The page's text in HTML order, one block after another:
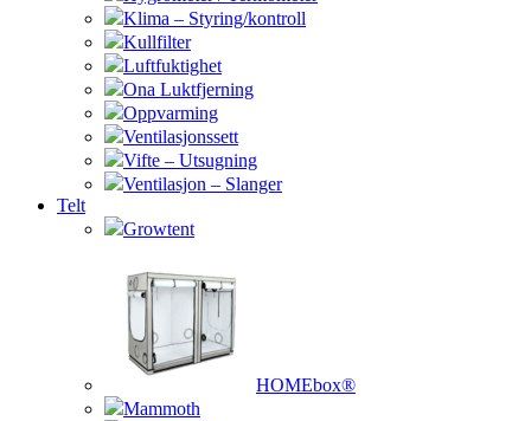
Klima – Styring/kontroll
Kullfilter
Luftfuktighet
Ona Luktfjerning
Oppvarming
Ventilasjonssett
Vifte – Utsugning
Ventilasjon – Slanger
Telt
Growtent
HOMEbox®
Mammoth